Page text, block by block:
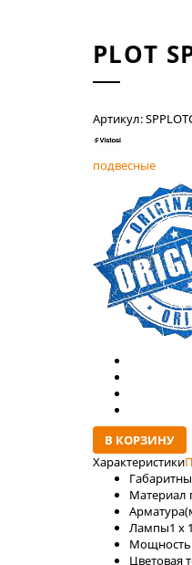
PLOT
Артикул:
подвесные
В КОРЗИНУ
Характеристики
Материал
Лaмпы1 x
Мощность
Цветовая